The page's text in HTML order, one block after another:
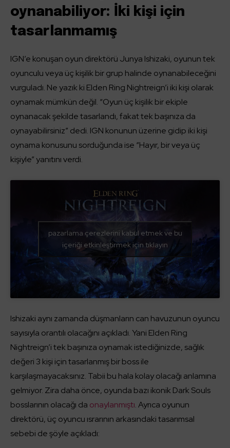
oynanabiliyor: İki kişi için
tasarlanmamış
IGN’e konuşan oyun direktörü Junya Ishizaki, oyunun tek
oyunculu veya üç kişilik bir grup halinde oynanabileceğini
vurguladı. Ne yazık ki Elden Ring Nightreign’i iki kişi olarak
oynamak mümkün değil. “Oyun üç kişilik bir ekiple
oynanacak şekilde tasarlandı, fakat tek başınıza da
oynayabilirsiniz” dedi. IGN konunun üzerine gidip iki kişi
oynama konusunu sorduğunda ise “Hayır, bir veya üç
kişiyle” yanıtını verdi.
pazarlama çerezlerini kabul etmek ve bu
içeriği etkinleştirmek için tıklayın
Ishizaki aynı zamanda düşmanların can havuzunun oyuncu
sayısıyla orantılı olacağını açıkladı. Yani Elden Ring
Nightreign’i tek başınıza oynamak istediğinizde, sağlık
değeri 3 kişi için tasarlanmış bir boss ile
karşılaşmayacaksınız. Tabii bu hala kolay olacağı anlamına
gelmiyor. Zira daha önce, oyunda bazı ikonik Dark Souls
bosslarının olacağı da onaylanmıştı. Ayrıca oyunun
direktörü, üç oyuncu ısrarının arkasındaki tasarımsal
sebebi de şöyle açıkladı: